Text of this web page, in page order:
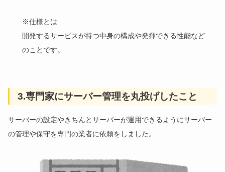
※仕様とは
開発するサービスが持つ中身の構成や発揮できる性能など
のことです。
3.専門家にサーバー管理を丸投げしたこと
サーバーの設定やきちんとサーバーが運用できるようにサーバー
の管理や保守を専門の業者に依頼をしました。